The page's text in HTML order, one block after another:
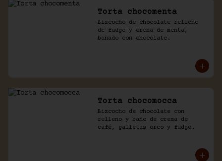
Torta chocomenta
Bizcocho de chocolate relleno
de fudge y crema de menta,
bañado con chocolate.
Torta chocomocca
Bizcocho de chocolate con
relleno y baño de crema de
café, galletas oreo y fudge.